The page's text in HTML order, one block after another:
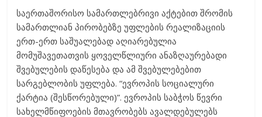
საერთაშორისო სამართლებრივი აქტებით შრომის
სამართლიან პირობებზე უფლების რეალიზაციის
ერთ-ერთ საშუალებად აღიარებულია
მომუშავეთათვის ყოველწლიური ანაზღაურებადი
შვებულების დაწესება და ამ შვებულებებით
სარგებლობის უფლება. “ევროპის სოციალური
ქარტია (შესწორებული)”. ევროპის საბჭოს წევრი
სახელმწიფოების მთავრობებს ავალდებულებს